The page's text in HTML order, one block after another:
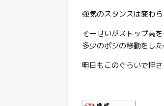
強気のスタンスは変わ
そーせいがストップ高
多少のポジの移動をした
明日もこのぐらいで押